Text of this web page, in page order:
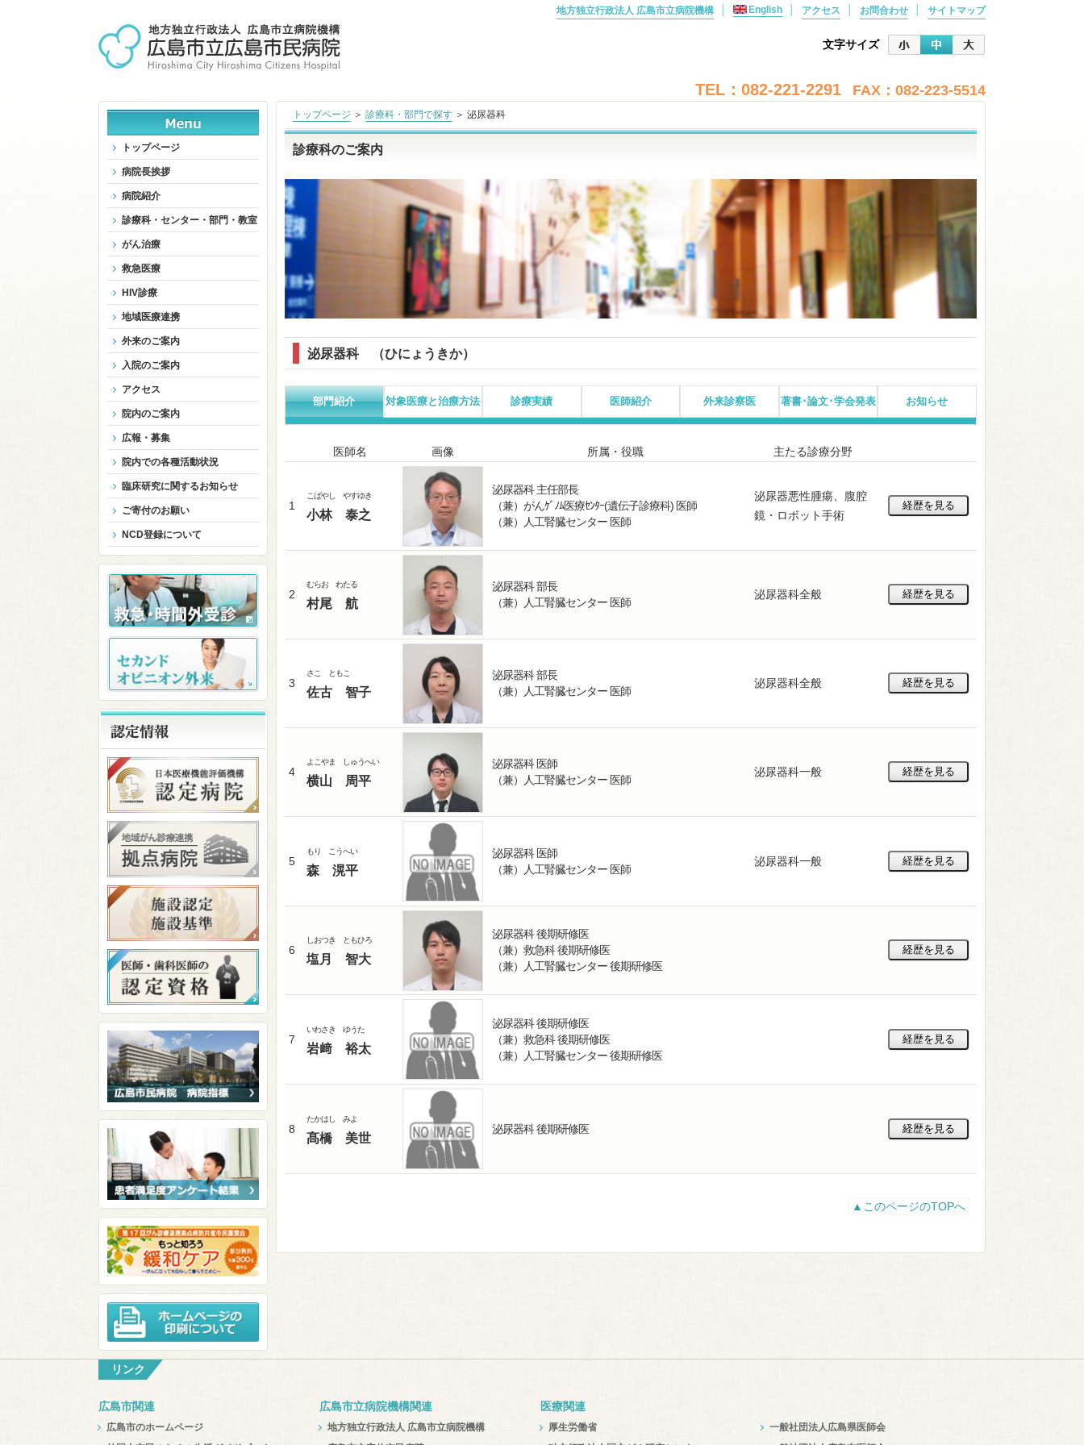
地方独立行政法人 広島市立病院機構 English アクセス お問合わせ サイトマップ
文字サイズ
TEL：082-221-2291 FAX：082-223-5514
トップページ ＞ 診療科・部門で探す ＞ 泌尿器科
診療科のご案内
泌尿器科 （ひにょうきか）
部門紹介 対象医療と治療方法 診療実績 医師紹介 外来診察医 著書･論文･学会発表 お知らせ
医師名 画像 所属・役職 主たる診療分野
1
こばやし やすゆき
小林 泰之
泌尿器科 主任部長
（兼）がんｹﾞﾉﾑ医療ｾﾝﾀｰ(遺伝子診療科) 医師
（兼）人工腎臓センター 医師
泌尿器悪性腫瘍、腹腔
鏡・ロボット手術
2
むらお わたる
村尾 航
泌尿器科 部長
（兼）人工腎臓センター 医師
泌尿器科全般
3
さこ ともこ
佐古 智子
泌尿器科 部長
（兼）人工腎臓センター 医師
泌尿器科全般
4
よこやま しゅうへい
横山 周平
泌尿器科 医師
（兼）人工腎臓センター 医師
泌尿器科一般
5
もり こうへい
森 滉平
泌尿器科 医師
（兼）人工腎臓センター 医師
泌尿器科一般
6
しおつき ともひろ
塩月 智大
泌尿器科 後期研修医
（兼）救急科 後期研修医
（兼）人工腎臓センター 後期研修医
7
いわさき ゆうた
岩﨑 裕太
泌尿器科 後期研修医
（兼）救急科 後期研修医
（兼）人工腎臓センター 後期研修医
8
たかはし みよ
髙橋 美世
泌尿器科 後期研修医
▲このページのTOPへ
トップページ
病院長挨拶
病院紹介
診療科・センター・部門・教室
がん治療
救急医療
HIV診療
地域医療連携
外来のご案内
入院のご案内
アクセス
院内のご案内
広報・募集
院内での各種活動状況
臨床研究に関するお知らせ
ご寄付のお願い
NCD登録について
リンク
広島市関連
広島市のホームページ
広島市立病院機構関連
地方独立行政法人 広島市立病院機構
医療関連
厚生労働省
一般社団法人広島県医師会